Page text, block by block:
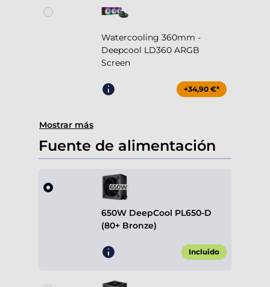
Watercooling 360mm -
Deepcool LD360 ARGB
Screen
+34,90 €*
Mostrar más
Fuente de alimentación
650W DeepCool PL650-D
(80+ Bronze)
Incluido